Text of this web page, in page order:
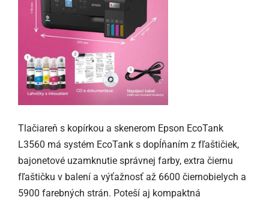
Tlačiareň s kopírkou a skenerom Epson EcoTank
L3560 má systém EcoTank s dopĺňaním z fľaštičiek,
bajonetové uzamknutie správnej farby, extra čiernu
fľaštičku v balení a výťažnosť až 6600 čiernobielych a
5900 farebných strán. Poteší aj kompaktná